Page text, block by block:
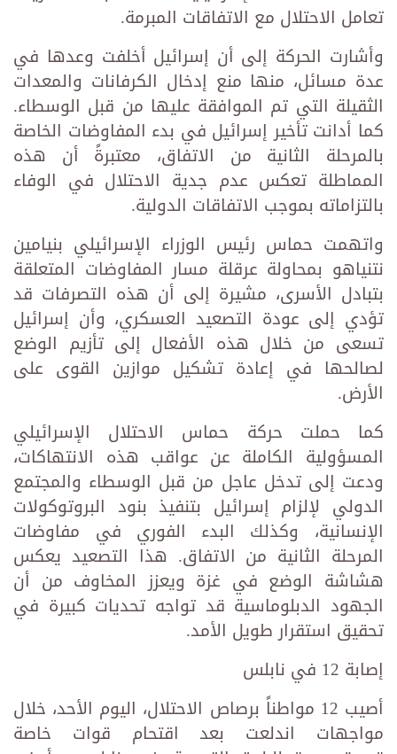
تعامل الاحتلال مع الاتفاقات المبرمة.
وأشارت الحركة إلى أن إسرائيل أخلفت وعدها في
عدة مسائل، منها منع إدخال الكرفانات والمعدات
الثقيلة التي تم الموافقة عليها من قبل الوسطاء.
كما أدانت تأخير إسرائيل في بدء المفاوضات الخاصة
بالمرحلة الثانية من الاتفاق، معتبرةً أن هذه
المماطلة تعكس عدم جدية الاحتلال في الوفاء
بالتزاماته بموجب الاتفاقات الدولية.
واتهمت حماس رئيس الوزراء الإسرائيلي بنيامين
نتنياهو بمحاولة عرقلة مسار المفاوضات المتعلقة
بتبادل الأسرى، مشيرة إلى أن هذه التصرفات قد
تؤدي إلى عودة التصعيد العسكري، وأن إسرائيل
تسعى من خلال هذه الأفعال إلى تأزيم الوضع
لصالحها في إعادة تشكيل موازين القوى على
الأرض.
كما حملت حركة حماس الاحتلال الإسرائيلي
المسؤولية الكاملة عن عواقب هذه الانتهاكات،
ودعت إلى تدخل عاجل من قبل الوسطاء والمجتمع
الدولي لإلزام إسرائيل بتنفيذ بنود البروتوكولات
الإنسانية، وكذلك البدء الفوري في مفاوضات
المرحلة الثانية من الاتفاق. هذا التصعيد يعكس
هشاشة الوضع في غزة ويعزز المخاوف من أن
الجهود الدبلوماسية قد تواجه تحديات كبيرة في
تحقيق استقرار طويل الأمد.
إصابة 12 في نابلس
أصيب 12 مواطناً برصاص الاحتلال، اليوم الأحد، خلال
مواجهات اندلعت بعد اقتحام قوات خاصة